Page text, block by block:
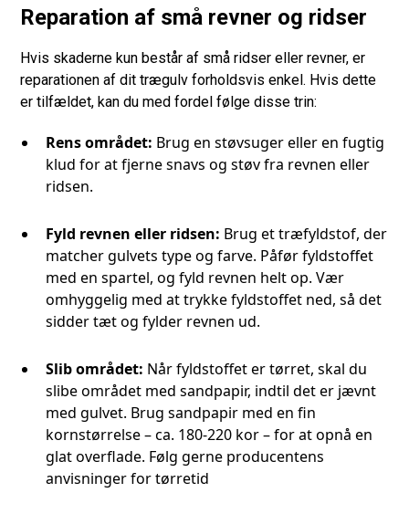
Reparation af små revner og ridser
Hvis skaderne kun består af små ridser eller revner, er
reparationen af dit trægulv forholdsvis enkel. Hvis dette
er tilfældet, kan du med fordel følge disse trin:
Rens området: Brug en støvsuger eller en fugtig
klud for at fjerne snavs og støv fra revnen eller
ridsen.
Fyld revnen eller ridsen: Brug et træfyldstof, der
matcher gulvets type og farve. Påfør fyldstoffet
med en spartel, og fyld revnen helt op. Vær
omhyggelig med at trykke fyldstoffet ned, så det
sidder tæt og fylder revnen ud.
Slib området: Når fyldstoffet er tørret, skal du
slibe området med sandpapir, indtil det er jævnt
med gulvet. Brug sandpapir med en fin
kornstørrelse – ca. 180-220 kor – for at opnå en
glat overflade. Følg gerne producentens
anvisninger for tørretid